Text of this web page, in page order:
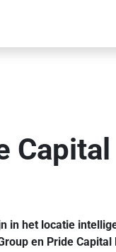
in het locatie
en Pride